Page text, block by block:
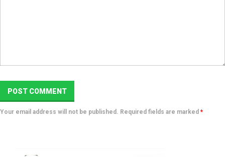
Your email address will not be published. Required fields are marked *